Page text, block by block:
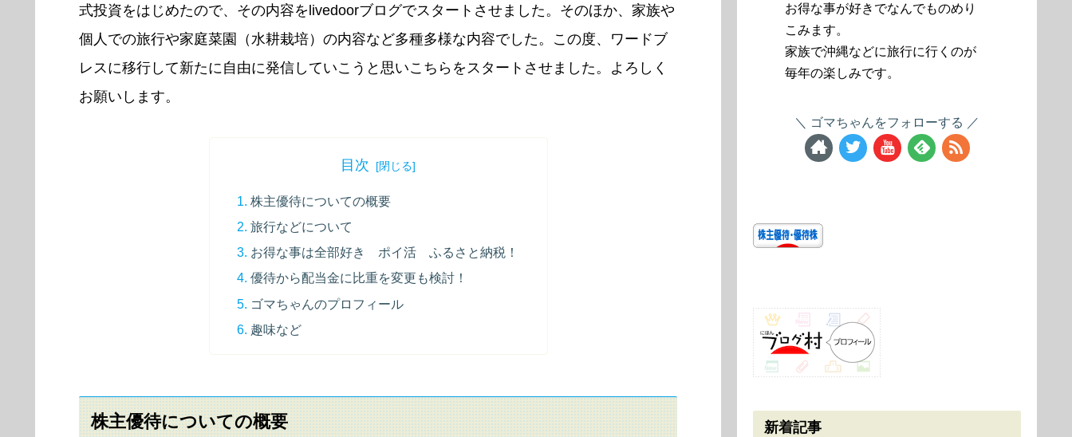
式投資をはじめたので、その内容をlivedoorブログでスタートさせました。そのほか、家族や
個人での旅行や家庭菜園（水耕栽培）の内容など多種多様な内容でした。この度、ワードブ
レスに移行して新たに自由に発信していこうと思いこちらをスタートさせました。よろしく
お願いします。
目次
株主優待についての概要
旅行などについて
お得な事は全部好き ポイ活 ふるさと納税！
優待から配当金に比重を変更も検討！
ゴマちゃんのプロフィール
趣味など
株主優待についての概要
お得な事が好きでなんでものめり
こみます。
家族で沖縄などに旅行に行くのが
毎年の楽しみです。
ゴマちゃんをフォローする
新着記事